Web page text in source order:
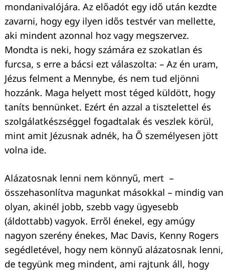
mondanivalójára. Az előadót egy idő után kezdte
zavarni, hogy egy ilyen idős testvér van mellette,
aki mindent azonnal hoz vagy megszervez.
Mondta is neki, hogy számára ez szokatlan és
furcsa, s erre a bácsi ezt válaszolta: – Az én uram,
Jézus felment a Mennybe, és nem tud eljönni
hozzánk. Maga helyett most téged küldött, hogy
taníts bennünket. Ezért én azzal a tisztelettel és
szolgálatkészséggel fogadtalak és veszlek körül,
mint amit Jézusnak adnék, ha Ő személyesen jött
volna ide.
Alázatosnak lenni nem könnyű, mert –
összehasonlítva magunkat másokkal – mindig van
olyan, akinél jobb, szebb vagy ügyesebb
(áldottabb) vagyok. Erről énekel, egy amúgy
nagyon szerény énekes, Mac Davis, Kenny Rogers
segédletével, hogy nem könnyű alázatosnak lenni,
de tegyünk meg mindent, ami rajtunk áll, hogy